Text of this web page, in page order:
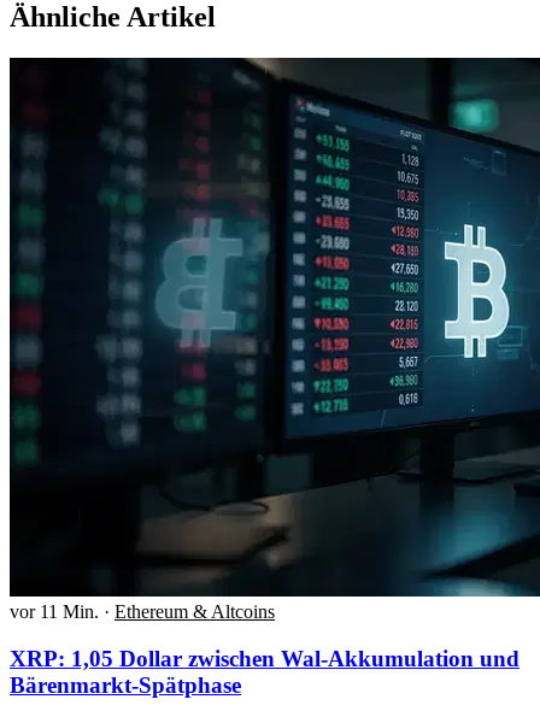
Ähnliche Artikel
vor 11 Min. · Ethereum & Altcoins
XRP: 1,05 Dollar zwischen Wal-Akkumulation und
Bärenmarkt-Spätphase